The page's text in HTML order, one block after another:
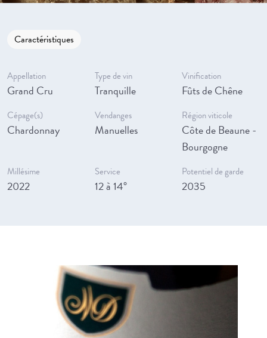
Caractéristiques
Appellation
Grand Cru
Type de vin
Tranquille
Vinification
Fûts de Chêne
Cépage(s)
Chardonnay
Vendanges
Manuelles
Région viticole
Côte de Beaune -
Bourgogne
Millésime
2022
Service
12 à 14°
Potentiel de garde
2035